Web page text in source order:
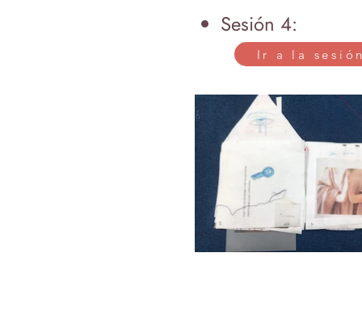
Sesión 4:
Ir a la